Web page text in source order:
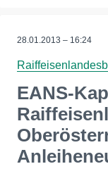
28.01.2013 – 16:24
EANS-